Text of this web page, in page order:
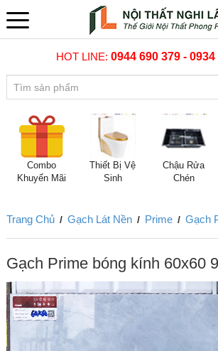
HOT LINE:0944 690 379 -
Combo
Khuyến Mãi
Thiết Bị Vệ
Sinh
Chậu Rửa
Chén
Trang Chủ / Gạch Lát Nền / Prime / Gạch
Gạch Prime bóng kính 60x60